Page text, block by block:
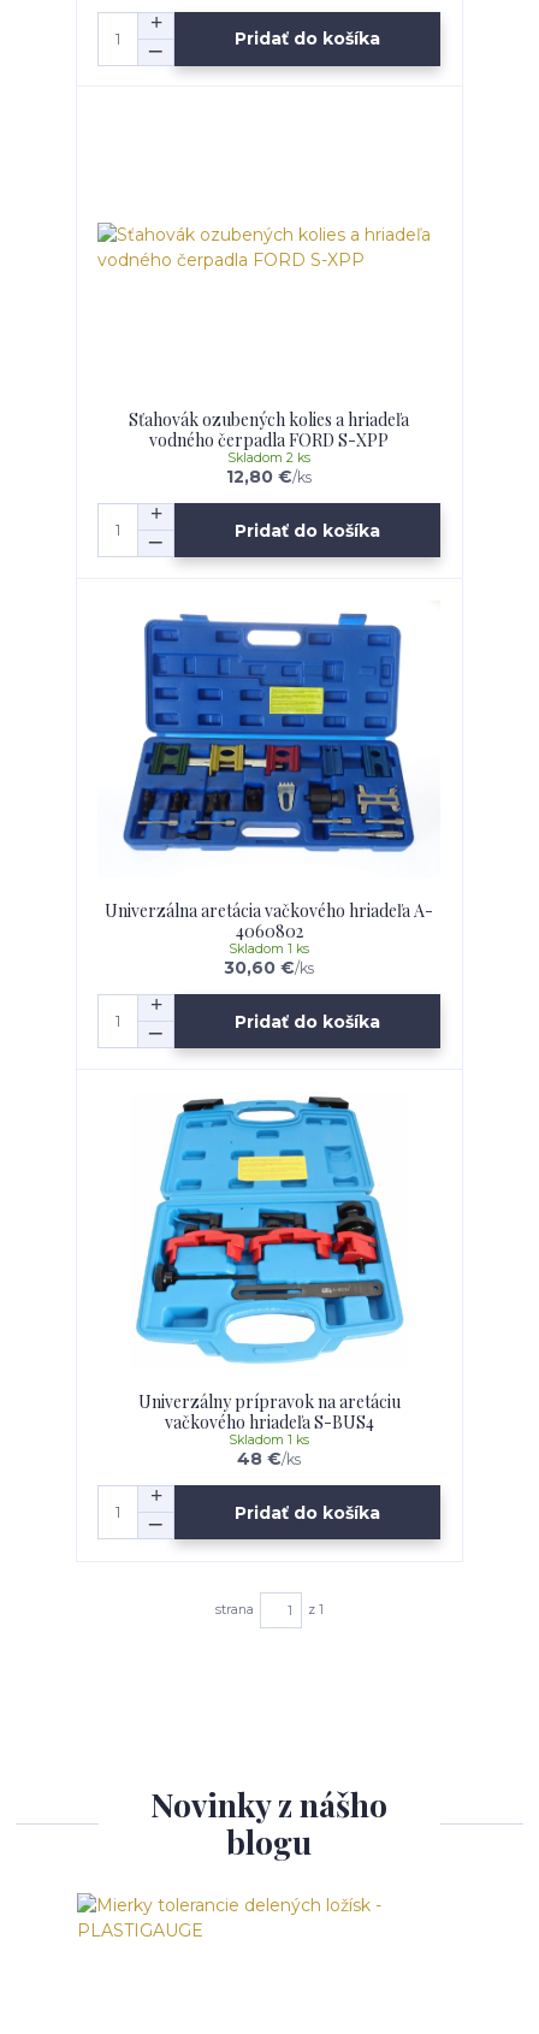
Pridať do košíka
Sťahovák ozubených kolies a hriadeľa
vodného čerpadla FORD S-XPP
12,80 €/ks
Skladom 2 ks
Pridať do košíka
Univerzálna aretácia vačkového hriadeľa A-
4060802
30,60 €/ks
Skladom 1 ks
Pridať do košíka
Univerzálny prípravok na aretáciu
vačkového hriadeľa S-BUS4
48 €/ks
Skladom 1 ks
Pridať do košíka
strana z 1
Novinky z nášho
blogu